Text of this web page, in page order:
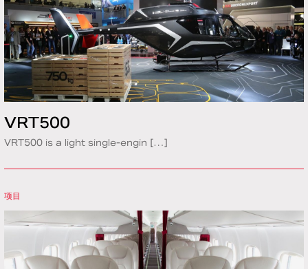
VRT500
VRT500 is a light single-engin […]
项目